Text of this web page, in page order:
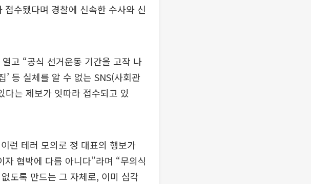
수됐다며 경찰에 신속한 수사와 신
고 “공식 선거운동 기간을 고작 나
’ 등 실체를 알 수 없는 SNS(사회관
는 제보가 잇따라 접수되고 있
런 테러 모의로 정 대표의 행보가
협박에 다름 아니다”라며 “무의식
도록 만드는 그 자체로, 이미 심각